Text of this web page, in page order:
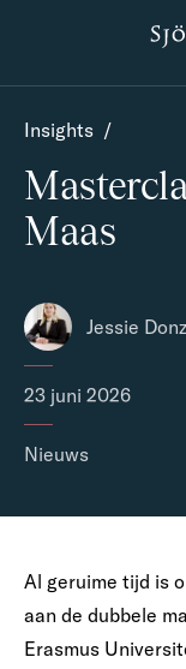
Insights /
Maas
Jessie
23 juni 2026
Nieuws
Al geruime tijd is
aan de dubbele
Erasmus